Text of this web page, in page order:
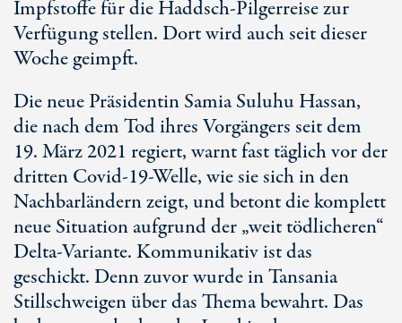
Impfstoffe für die Haddsch-Pilgerreise zur
Verfügung stellen. Dort wird auch seit dieser
Woche geimpft.
Die neue Präsidentin Samia Suluhu Hassan,
die nach dem Tod ihres Vorgängers seit dem
19. März 2021 regiert, warnt fast täglich vor der
dritten Covid-19-Welle, wie sie sich in den
Nachbarländern zeigt, und betont die komplett
neue Situation aufgrund der „weit tödlicheren“
Delta-Variante. Kommunikativ ist das
geschickt. Denn zuvor wurde in Tansania
Stillschweigen über das Thema bewahrt. Das